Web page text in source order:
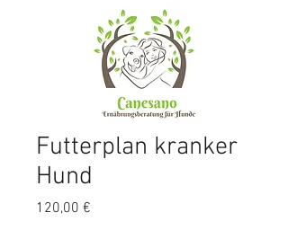
Futterplan kranker
Hund
120,00 €